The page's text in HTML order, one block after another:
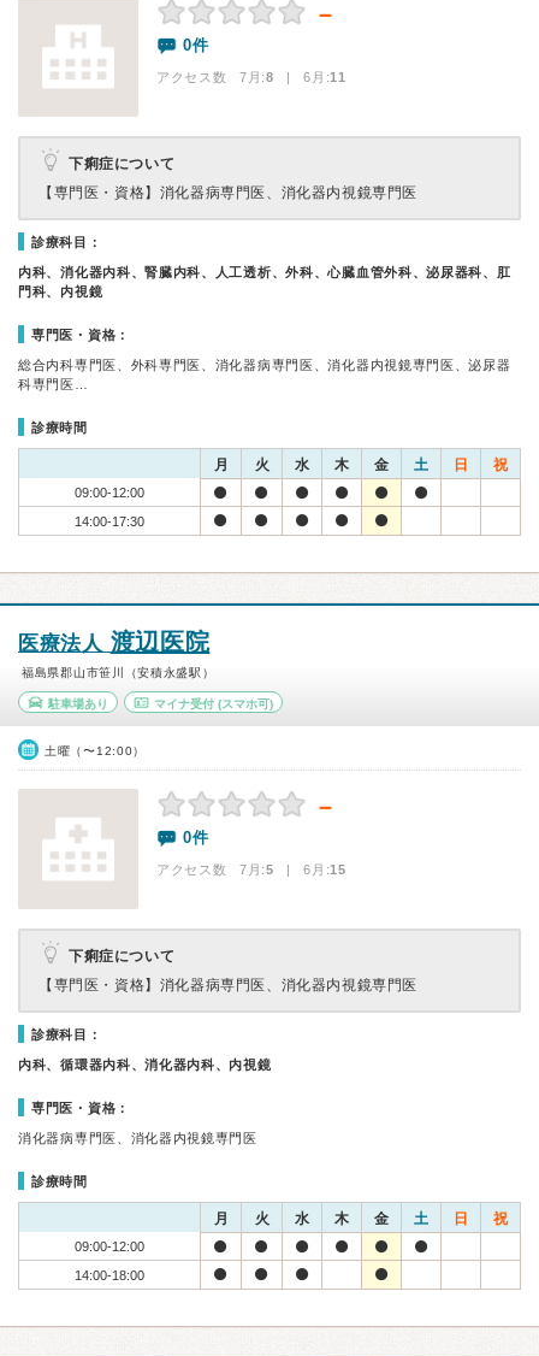
－
0件
アクセス数 7月:8 | 6月:11
下痢症について
【専門医・資格】 消化器病専門医、消化器内視鏡専門医
診療科目：
内科、消化器内科、腎臓内科、人工透析、外科、心臓血管外科、泌尿器科、肛
門科、内視鏡
専門医・資格：
総合内科専門医、外科専門医、消化器病専門医、消化器内視鏡専門医、泌尿器
科専門医…
診療時間
月 火 水 木 金 土 日 祝
09:00-12:00
14:00-17:30
医療法人 渡辺医院
福島県郡山市笹川（安積永盛駅）
駐車場あり マイナ受付(スマホ可)
土曜（〜12:00）
－
0件
アクセス数 7月:5 | 6月:15
下痢症について
【専門医・資格】 消化器病専門医、消化器内視鏡専門医
診療科目：
内科、循環器内科、消化器内科、内視鏡
専門医・資格：
消化器病専門医、消化器内視鏡専門医
診療時間
月 火 水 木 金 土 日 祝
09:00-12:00
14:00-18:00